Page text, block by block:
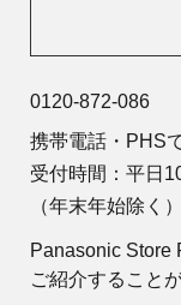
0120-872-086
携帯電話・PHS
受付時間：平日
（年末年始除く）
Panasonic Store
ご紹介すること